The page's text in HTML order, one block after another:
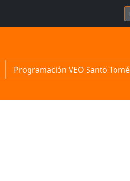
Programación VEO Santo Tomé